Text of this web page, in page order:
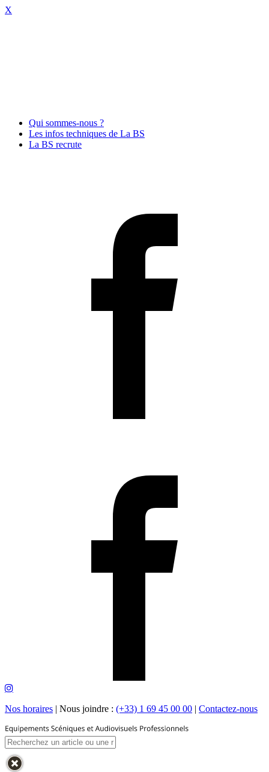
X
Qui sommes-nous ?
Les infos techniques de La BS
La BS recrute
Nos horaires | Nous joindre : (+33) 1 69 45 00 00 | Contactez-nous